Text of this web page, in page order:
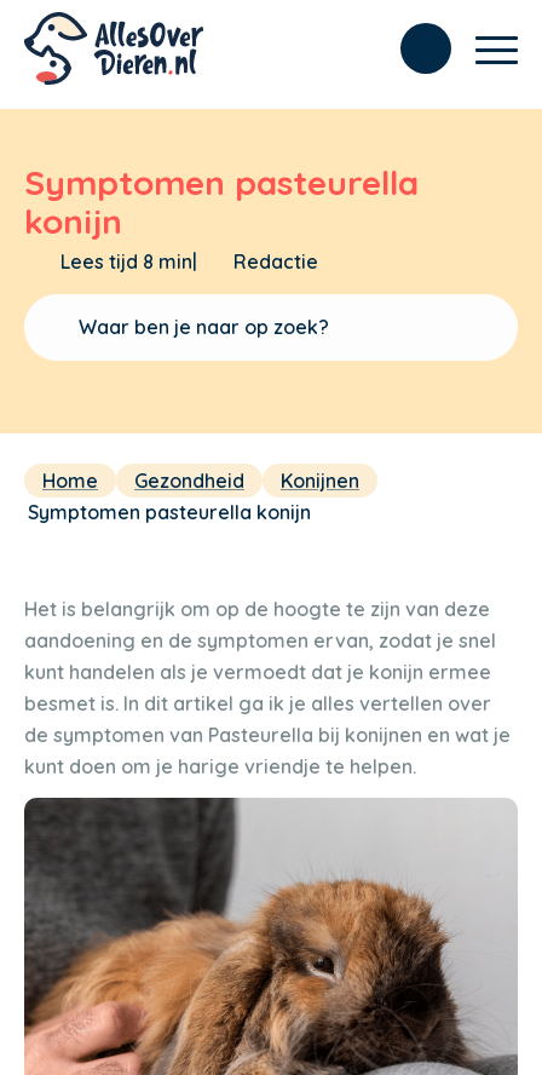
Symptomen pasteurella
konijn
Lees tijd 8 min| Redactie
Home Gezondheid
Konijnen
Symptomen pasteurella konijn
Het is belangrijk om op de hoogte te zijn van deze
aandoening en de symptomen ervan, zodat je snel
kunt handelen als je vermoedt dat je konijn ermee
besmet is. In dit artikel ga ik je alles vertellen over
de symptomen van Pasteurella bij konijnen en wat je
kunt doen om je harige vriendje te helpen.